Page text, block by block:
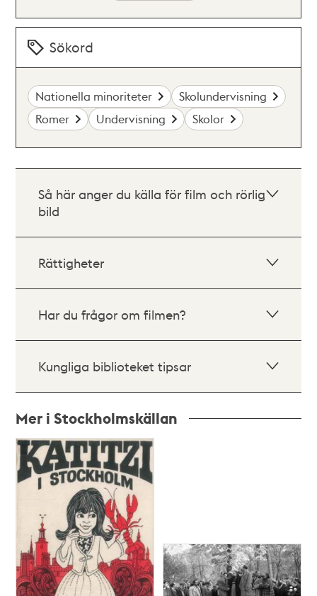
Sökord
Nationella minoriteter
Skolundervisning
Romer
Undervisning Skolor
Så här anger du källa för film och rörlig
bild
Rättigheter
Har du frågor om filmen?
Kungliga biblioteket tipsar
Mer i Stockholmskällan
Relaterade
poster
och